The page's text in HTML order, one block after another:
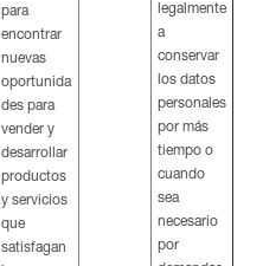
para
encontrar
nuevas
oportunida
des para
vender y
desarrollar
productos
y servicios
que
satisfagan
legalmente
a
conservar
los datos
personales
por más
tiempo o
cuando
sea
necesario
por